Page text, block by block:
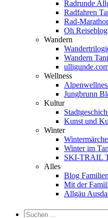
Radrunde
Radfahren
Rad-
Oh Reiseblog
Wandern
Wandern
Wellness
Jungbrunn
Kultur
Kunst und
Winter
Winter im
SKI-TRAIL
Alles
Blog
Mit der
Allgäu